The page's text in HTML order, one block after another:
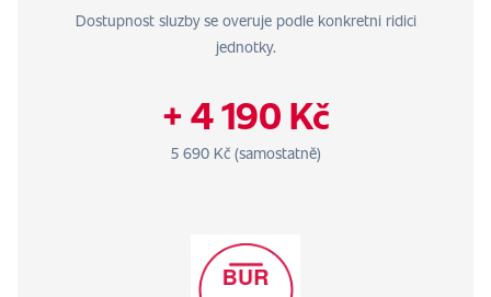
Dostupnost sluzby se overuje podle konkretni ridici
jednotky.
+ 4 190 Kč
5 690 Kč (samostatně)